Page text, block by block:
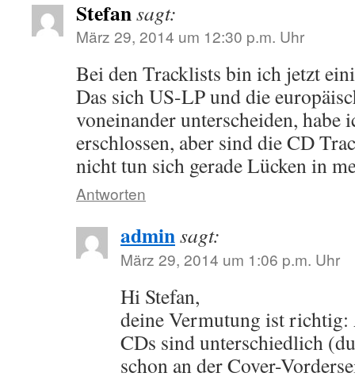
Stefansagt:
März 29, 2014 um 12:30 p.m. Uhr
Bei den Tracklists bin ich jetzt
Das sich US-LP und die
voneinander unterscheiden, habe
erschlossen, aber sind die CD
nicht tun sich gerade Lücken in
Antworten
adminsagt:
März 29, 2014 um 1:06 p.m. Uhr
Hi Stefan,
deine Vermutung ist richtig:
CDs sind unterschiedlich
schon an der Cover-